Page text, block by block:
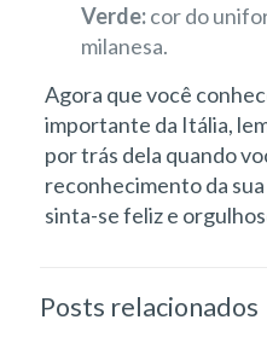
Verde:cor do
milanesa.
Agora que você
importante da Itália,
por trás dela quando
reconhecimento da
sinta-se feliz e
Posts relacionados